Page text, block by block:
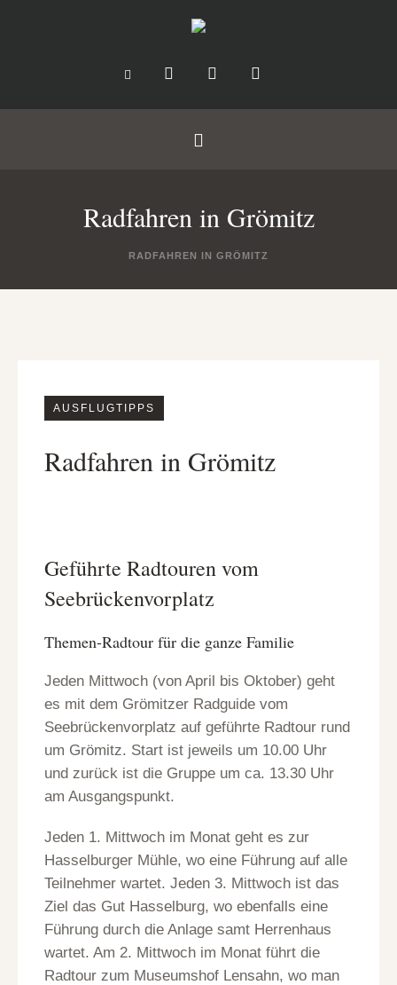
Radfahren in Grömitz
RADFAHREN IN GRÖMITZ
AUSFLUGTIPPS
Radfahren in Grömitz
Geführte Radtouren vom
Seebrückenvorplatz
Themen-Radtour für die ganze Familie
Jeden Mittwoch (von April bis Oktober) geht
es mit dem Grömitzer Radguide vom
Seebrückenvorplatz auf geführte Radtour rund
um Grömitz. Start ist jeweils um 10.00 Uhr
und zurück ist die Gruppe um ca. 13.30 Uhr
am Ausgangspunkt.
Jeden 1. Mittwoch im Monat geht es zur
Hasselburger Mühle, wo eine Führung auf alle
Teilnehmer wartet. Jeden 3. Mittwoch ist das
Ziel das Gut Hasselburg, wo ebenfalls eine
Führung durch die Anlage samt Herrenhaus
wartet. Am 2. Mittwoch im Monat führt die
Radtour zum Museumshof Lensahn, wo man